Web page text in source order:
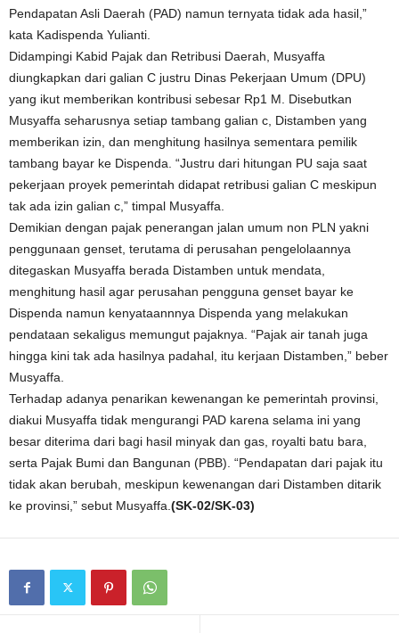
Pendapatan Asli Daerah (PAD) namun ternyata tidak ada hasil,”
kata Kadispenda Yulianti.
Didampingi Kabid Pajak dan Retribusi Daerah, Musyaffa
diungkapkan dari galian C justru Dinas Pekerjaan Umum (DPU)
yang ikut memberikan kontribusi sebesar Rp1 M. Disebutkan
Musyaffa seharusnya setiap tambang galian c, Distamben yang
memberikan izin, dan menghitung hasilnya sementara pemilik
tambang bayar ke Dispenda. “Justru dari hitungan PU saja saat
pekerjaan proyek pemerintah didapat retribusi galian C meskipun
tak ada izin galian c,” timpal Musyaffa.
Demikian dengan pajak penerangan jalan umum non PLN yakni
penggunaan genset, terutama di perusahan pengelolaannya
ditegaskan Musyaffa berada Distamben untuk mendata,
menghitung hasil agar perusahan pengguna genset bayar ke
Dispenda namun kenyataannnya Dispenda yang melakukan
pendataan sekaligus memungut pajaknya. “Pajak air tanah juga
hingga kini tak ada hasilnya padahal, itu kerjaan Distamben,” beber
Musyaffa.
Terhadap adanya penarikan kewenangan ke pemerintah provinsi,
diakui Musyaffa tidak mengurangi PAD karena selama ini yang
besar diterima dari bagi hasil minyak dan gas, royalti batu bara,
serta Pajak Bumi dan Bangunan (PBB). “Pendapatan dari pajak itu
tidak akan berubah, meskipun kewenangan dari Distamben ditarik
ke provinsi,” sebut Musyaffa. (SK-02/SK-03)